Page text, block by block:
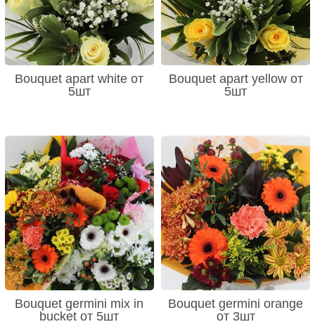
Bouquet apart white от
5шт
Bouquet apart yellow от
5шт
Bouquet germini mix in
bucket от 5шт
Bouquet germini orange
от 3шт